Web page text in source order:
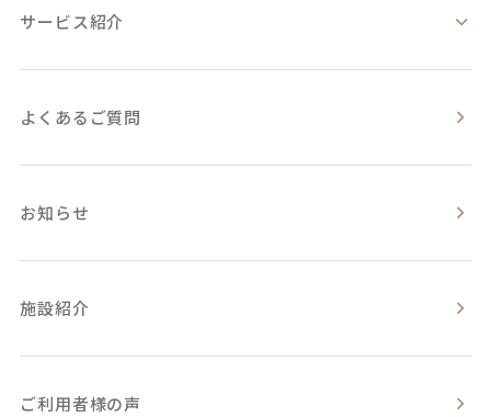
サービス紹介
よくあるご質問
お知らせ
施設紹介
ご利用者様の声